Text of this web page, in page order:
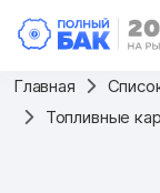
Главная
Топливные